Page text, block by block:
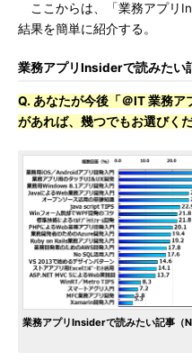
ここからは、「業務アプリ
結果を簡単に紹介する。
業務アプリInsiderで読みたい
Q. あなたが今後「＠IT 業務
があれば、幾つでもお選びくだ
業務アプリInsiderで読みたい記事（